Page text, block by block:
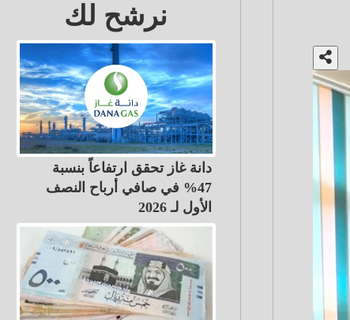
نرشح لك
دانة غاز تحقق ارتفاعاً بنسبة
47% في صافي أرباح النصف
الأول لـ 2026